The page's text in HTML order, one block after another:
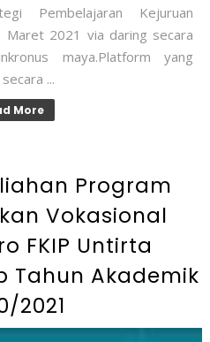
Pembelajaran Kejuruan
Maret 2021 via daring secara
maya.Platform yang
...
More
Program
Vokasional
FKIP Untirta
Tahun Akademik
2021